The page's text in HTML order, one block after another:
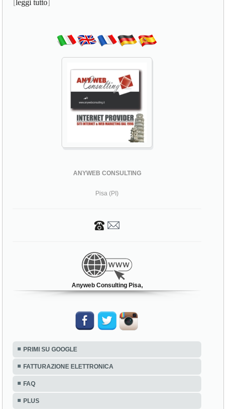
leggi tutto
ANYWEB CONSULTING
Pisa (PI)
Anyweb Consulting Pisa,
PRIMI SU GOOGLE
FATTURAZIONE ELETTRONICA
FAQ
PLUS